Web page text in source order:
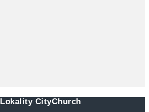
Lokality CityChurch